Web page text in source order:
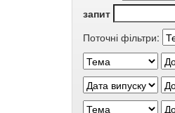
запит
Поточні фільтри: